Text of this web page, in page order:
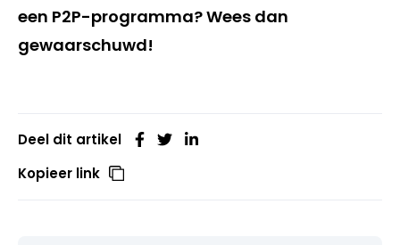
een P2P-programma? Wees dan
gewaarschuwd!
Deel dit artikel
Kopieer link